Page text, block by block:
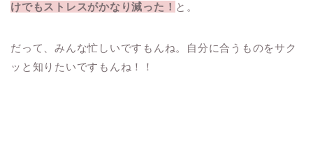
けでもストレスがかなり減った！ と。
だって、みんな忙しいですもんね。自分に合うものをサク
ッと知りたいですもんね！！